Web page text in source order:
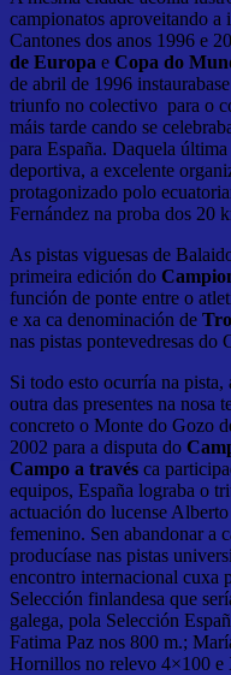
campionatos aproveitando
Cantones dos anos 1996 e
de Europa e Copa do
de abril de 1996
triunfo no colectivo para o
máis tarde cando se
para España. Daquela
deportiva, a excelente
protagonizado polo
Fernández na proba dos 20
As pistas viguesas de
primeira edición do
función de ponte entre o
e xa ca denominación de
nas pistas pontevedresas do
Si todo esto ocurría na
outra das presentes na nosa
concreto o Monte do Gozo
2002 para a disputa do
Campo a través ca
equipos, España lograba o
actuación do lucense
femenino. Sen abandonar a
producíase nas pistas
encontro internacional cuxa
Selección finlandesa que
galega, pola Selección
Fatima Paz nos 800 m.;
Hornillos no relevo 4×100 e